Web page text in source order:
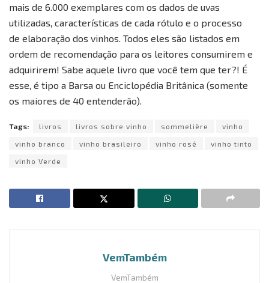
mais de 6.000 exemplares com os dados de uvas
utilizadas, características de cada rótulo e o processo
de elaboração dos vinhos. Todos eles são listados em
ordem de recomendação para os leitores consumirem e
adquirirem! Sabe aquele livro que você tem que ter?! É
esse, é tipo a Barsa ou Enciclopédia Britânica (somente
os maiores de 40 entenderão).
Tags: livros livros sobre vinho sommelière vinho
vinho branco vinho brasileiro vinho rosé vinho tinto
vinho Verde
VemTambém
VemTambém